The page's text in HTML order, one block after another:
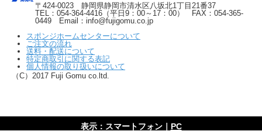
〒424-0023 静岡県静岡市清水区八坂北1丁目21番37
TEL：054-364-4416（平日9：00～17：00） FAX：054-365-
0449 Email：info@fujigomu.co.jp
スポンジホームセンターについて
ご注文の流れ
送料・配送について
特定商取引に関する表記
個人情報の取り扱いについて
（C）2017 Fuji Gomu co.ltd.
表示：スマートフォン｜ PC